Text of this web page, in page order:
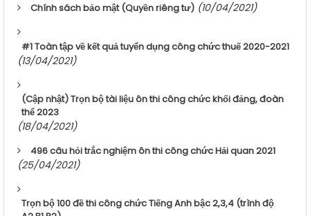
Chính sách bảo mật (Quyền riêng tư) (10/04/2021)
#1 Toàn tập về kết quả tuyển dụng công chức thuế 2020-2021
(13/04/2021)
(Cập nhật) Trọn bộ tài liệu ôn thi công chức khối đảng, đoàn
thể 2023
(18/04/2021)
496 câu hỏi trắc nghiệm ôn thi công chức Hải quan 2021
(25/04/2021)
Trọn bộ 100 đề thi công chức Tiếng Anh bậc 2,3,4 (trình độ